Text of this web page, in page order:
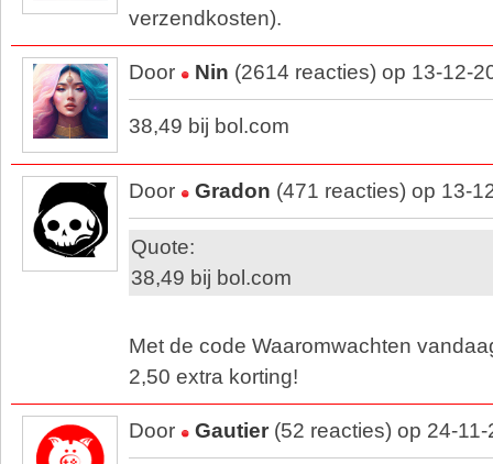
verzendkosten).
Door Nin (2614 reacties) op 13-12-
38,49 bij bol.com
Door Gradon (471 reacties) op 13-
Quote:
38,49 bij bol.com
Met de code Waaromwachten
2,50 extra korting!
Door Gautier (52 reacties) op 24-